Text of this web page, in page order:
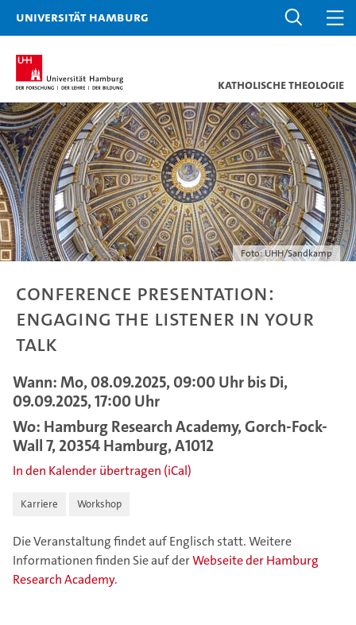
Universität Hamburg
Katholische Theologie
Foto: UHH/Sandkamp
Conference Presentation:
Engaging the Listener in Your
Talk
Wann: Mo, 08.09.2025, 09:00 Uhr bis Di,
09.09.2025, 17:00 Uhr
Wo: Hamburg Research Academy, Gorch-Fock-
Wall 7, 20354 Hamburg, A1012
In den Kalender übertragen (iCal)
Karriere Workshop
Die Veranstaltung findet auf Englisch statt. Weitere
Informationen finden Sie auf derWebseite der Hamburg
Research Academy.